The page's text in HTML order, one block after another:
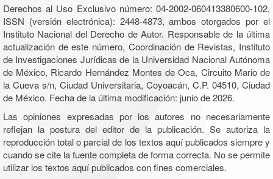
Derechos al Uso Exclusivo número: 04-2002-060413380600-102,
ISSN (versión electrónica): 2448-4873, ambos otorgados por el
Instituto Nacional del Derecho de Autor. Responsable de la última
actualización de este número, Coordinación de Revistas, Instituto
de Investigaciones Jurídicas de la Universidad Nacional Autónoma
de México, Ricardo Hernández Montes de Oca, Circuito Mario de
la Cueva s/n, Ciudad Universitaria, Coyoacán, C.P. 04510, Ciudad
de México. Fecha de la última modificación: junio de 2026.
Las opiniones expresadas por los autores no necesariamente
reflejan la postura del editor de la publicación. Se autoriza la
reproducción total o parcial de los textos aquí publicados siempre y
cuando se cite la fuente completa de forma correcta. No se permite
utilizar los textos aquí publicados con fines comerciales.